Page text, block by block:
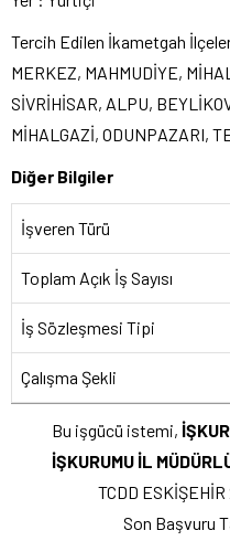
Tercih Edilen İkametgah
MERKEZ, MAHMUDİYE,
SİVRİHİSAR, ALPU,
MİHALGAZİ, ODUNPAZARI,
Diğer Bilgiler
İşveren Türü
Toplam Açık İş Sayısı
İş Sözleşmesi Tipi
Çalışma Şekli
Bu işgücü istemi, İŞKUR
İŞKURUMU İL
TCDD
Son Başvuru